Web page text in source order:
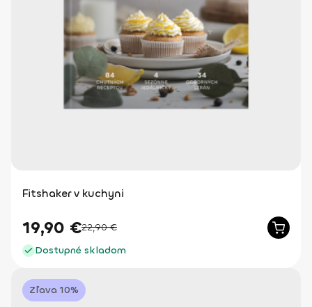
Fitshaker v kuchyni
19,90 €22,90€
Dostupné skladom
Zľava 10%